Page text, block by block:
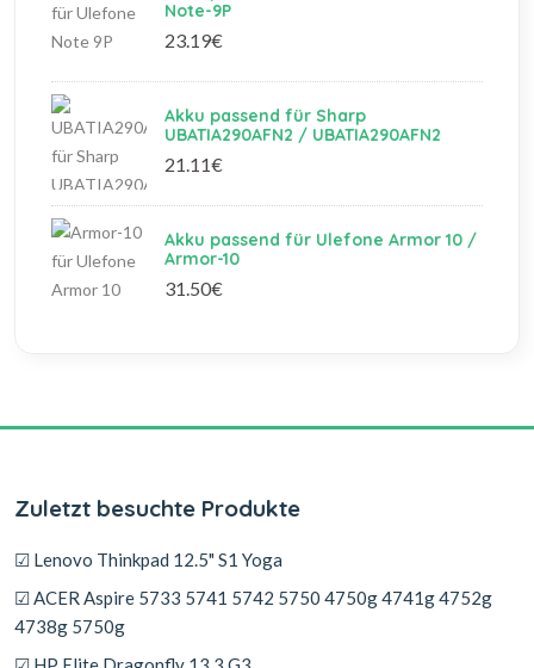
Note-9P
23.19€
Akku passend für Sharp
UBATIA290AFN2 / UBATIA290AFN2
21.11€
Akku passend für Ulefone Armor 10 /
Armor-10
31.50€
Zuletzt besuchte Produkte
☑ Lenovo Thinkpad 12.5" S1 Yoga
☑ ACER Aspire 5733 5741 5742 5750 4750g 4741g 4752g
4738g 5750g